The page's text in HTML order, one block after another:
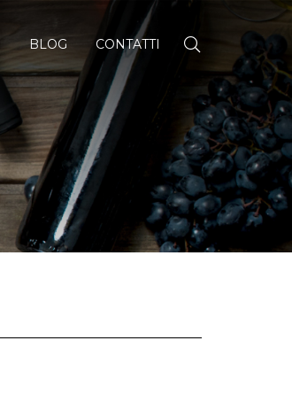
BLOG CONTATTI